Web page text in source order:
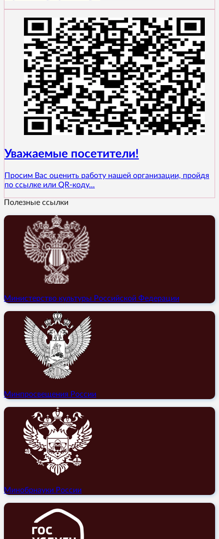
Уважаемые посетители!
Просим Вас оценить работу нашей организации, пройдя
по ссылке или QR-коду...
Полезные ссылки
Министерство культуры Российской Федерации
Минпросвещения России
Минобрнауки России